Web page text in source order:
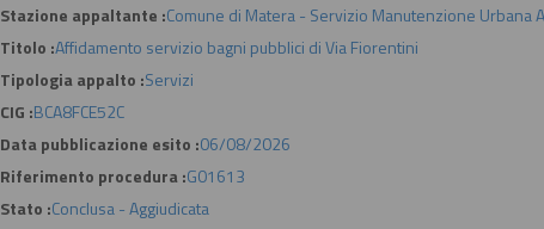
Stazione appaltante :Comune di Matera - Servizio Manutenzione Urbana
Titolo :Affidamento servizio bagni pubblici di Via Fiorentini
Tipologia appalto :Servizi
CIG :BCA8FCE52C
Data pubblicazione esito :06/08/2026
Riferimento procedura :G01613
Stato :Conclusa - Aggiudicata